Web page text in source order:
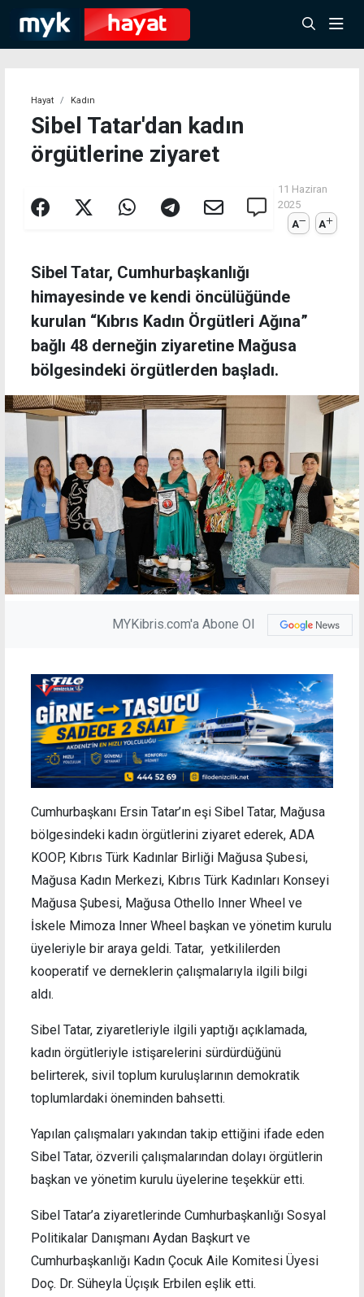
Hayat Kadın
Sibel Tatar'dan kadın
örgütlerine ziyaret
11 Haziran
2025
A
A
Sibel Tatar, Cumhurbaşkanlığı
himayesinde ve kendi öncülüğünde
kurulan “Kıbrıs Kadın Örgütleri Ağına”
bağlı 48 derneğin ziyaretine Mağusa
bölgesindeki örgütlerden başladı.
MYKibris.com'a Abone Ol
Cumhurbaşkanı Ersin Tatar’ın eşi Sibel Tatar, Mağusa
bölgesindeki kadın örgütlerini ziyaret ederek, ADA
KOOP, Kıbrıs Türk Kadınlar Birliği Mağusa Şubesi,
Mağusa Kadın Merkezi, Kıbrıs Türk Kadınları Konseyi
Mağusa Şubesi, Mağusa Othello Inner Wheel ve
İskele Mimoza Inner Wheel başkan ve yönetim kurulu
üyeleriyle bir araya geldi. Tatar, yetkililerden
kooperatif ve derneklerin çalışmalarıyla ilgili bilgi
aldı.
Sibel Tatar, ziyaretleriyle ilgili yaptığı açıklamada,
kadın örgütleriyle istişarelerini sürdürdüğünü
belirterek, sivil toplum kuruluşlarının demokratik
toplumlardaki öneminden bahsetti.
Yapılan çalışmaları yakından takip ettiğini ifade eden
Sibel Tatar, özverili çalışmalarından dolayı örgütlerin
başkan ve yönetim kurulu üyelerine teşekkür etti.
Sibel Tatar’a ziyaretlerinde Cumhurbaşkanlığı Sosyal
Politikalar Danışmanı Aydan Başkurt ve
Cumhurbaşkanlığı Kadın Çocuk Aile Komitesi Üyesi
Doç. Dr. Süheyla Üçışık Erbilen eşlik etti.